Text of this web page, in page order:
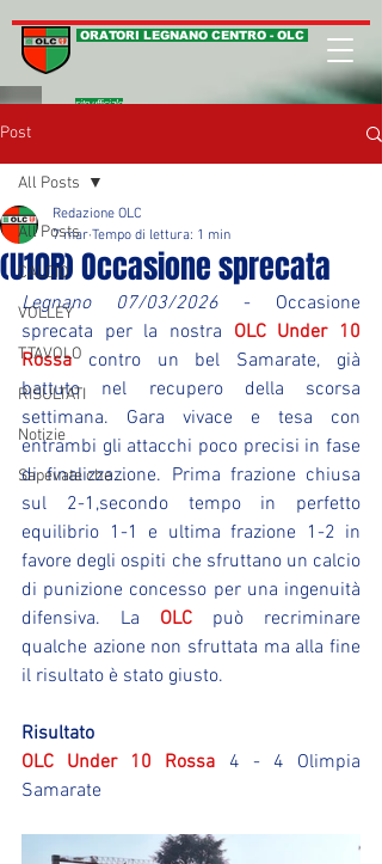
ORATORI LEGNANO CENTRO - OLC
sito ufficiale
Post
All Posts
CALCIO
VOLLEY
T.TAVOLO
RISULTATI
Notizie
Sapevate che ...
All Posts
(U10R) Occasione sprecata
Redazione OLC
7 mar Tempo di lettura: 1 min
Legnano 07/03/2026 - Occasione
sprecata per la nostra OLC Under 10
Rossa contro un bel Samarate, già
battuto nel recupero della scorsa
settimana. Gara vivace e tesa con
entrambi gli attacchi poco precisi in fase
di finalizzazione. Prima frazione chiusa
sul 2-1,secondo tempo in perfetto
equilibrio 1-1 e ultima frazione 1-2 in
favore degli ospiti che sfruttano un calcio
di punizione concesso per una ingenuità
difensiva. La OLC può recriminare
qualche azione non sfruttata ma alla fine
il risultato è stato giusto.
Risultato
OLC Under 10 Rossa 4 - 4 Olimpia
Samarate